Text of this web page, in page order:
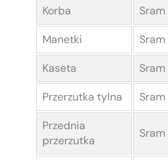
Korba
Manetki
Kaseta
Przerzutka tylna
Sram
Przednia
przerzutka
Sram